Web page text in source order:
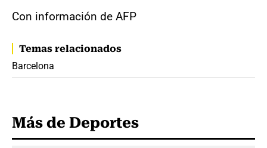
Con información de AFP
Temas relacionados
Barcelona
Más de Deportes